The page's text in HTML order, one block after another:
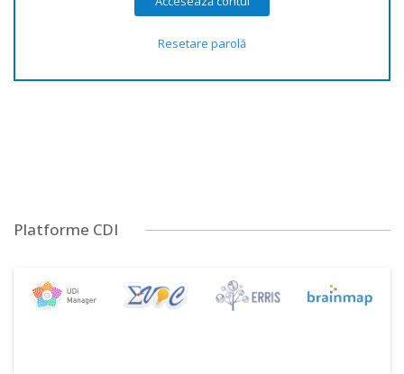
Resetare parolă
Platforme CDI